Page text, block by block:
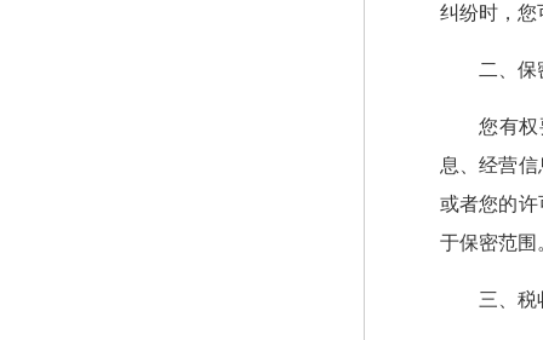
纠纷时，您
二、保
您有
息、经营
或者您的
于保密范围
三、税